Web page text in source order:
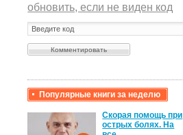
обновить, если не виден код
Популярные книги за неделю
Скорая помощь при
острых болях. На